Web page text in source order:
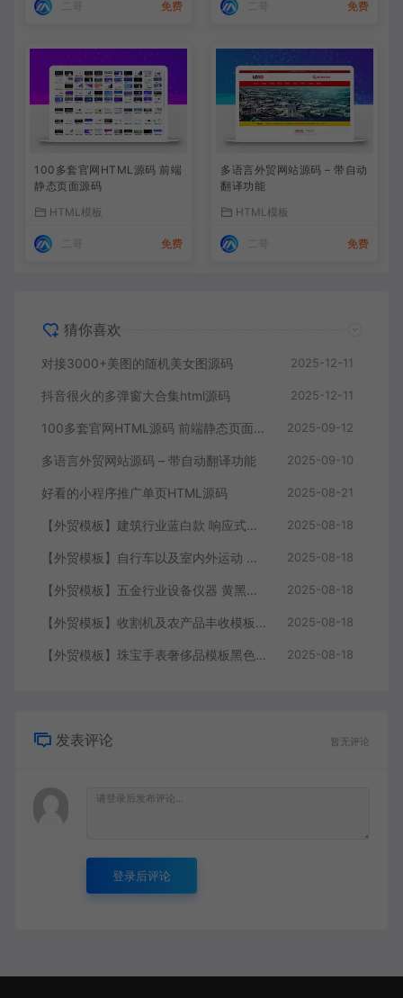
免费 免费
100多套官网HTML源码 前端
静态页面源码
HTML模板
免费
多语言外贸网站源码 – 带自动
翻译功能
HTML模板
免费
猜你喜欢
对接3000+美图的随机美女图源码 2025-12-11
抖音很火的多弹窗大合集html源码 2025-12-11
100多套官网HTML源码 前端静态页面源码 2025-09-12
多语言外贸网站源码 – 带自动翻译功能 2025-09-10
好看的小程序推广单页HTML源码 2025-08-21
【外贸模板】建筑行业蓝白款 响应式模板静态html文件 2025-08-18
【外贸模板】自行车以及室内外运动 黑灰 响应式模板静态html文件 2025-08-18
【外贸模板】五金行业设备仪器 黄黑款 响应式模板静态html文件 2025-08-18
【外贸模板】收割机及农产品丰收模板 绿色 响应式模板静态html文件 2025-08-18
【外贸模板】珠宝手表奢侈品模板黑色 响应式模板静态html文件 2025-08-18
发表评论 暂无评论
登录后评论